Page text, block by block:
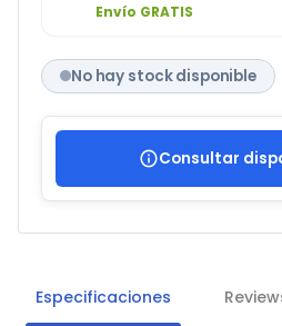
Envío GRATIS
No hay stock disponible
Consultar
Especificaciones